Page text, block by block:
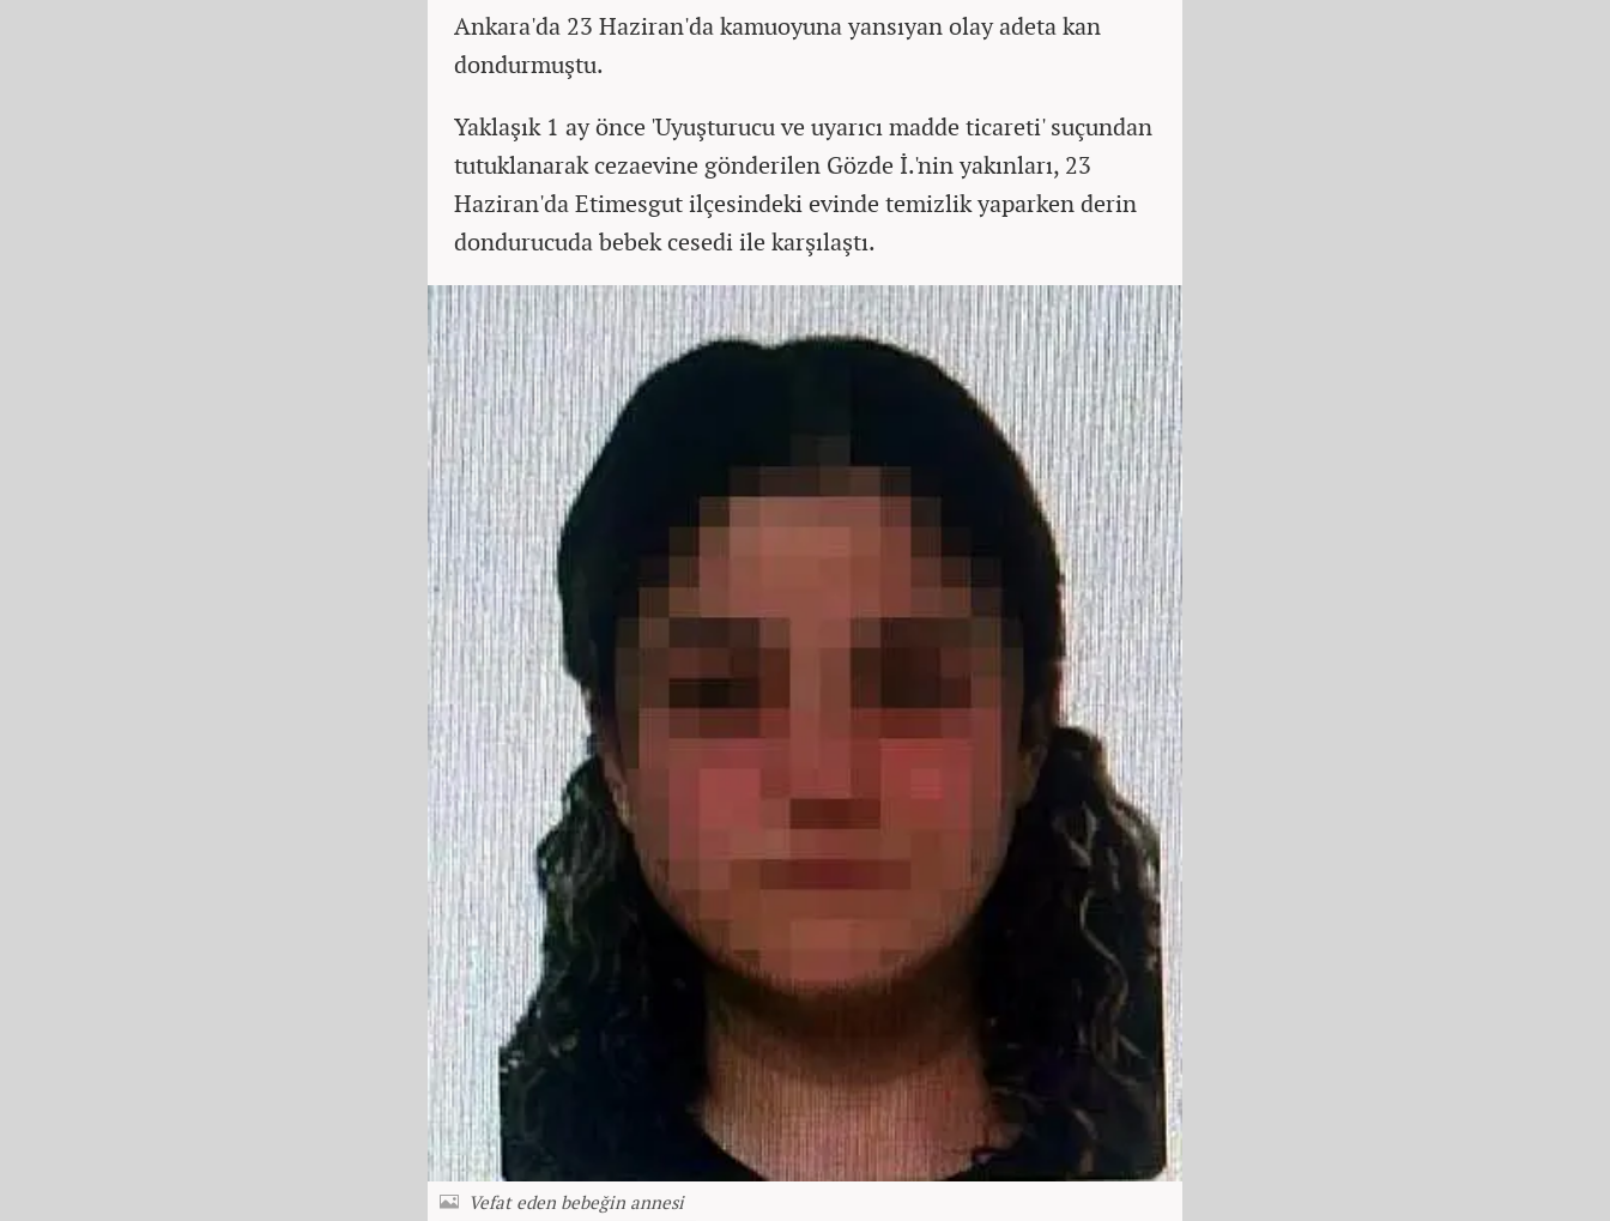
Ankara'da 23 Haziran'da kamuoyuna yansıyan olay adeta kan
dondurmuştu.
Yaklaşık 1 ay önce 'Uyuşturucu ve uyarıcı madde ticareti' suçundan
tutuklanarak cezaevine gönderilen Gözde İ.'nin yakınları, 23
Haziran'da Etimesgut ilçesindeki evinde temizlik yaparken derin
dondurucuda bebek cesedi ile karşılaştı.
Vefat eden bebeğin annesi